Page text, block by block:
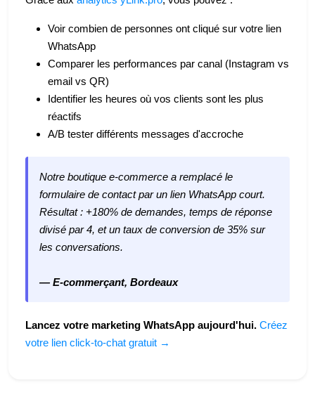
Voir combien de personnes ont cliqué sur votre lien
WhatsApp
Comparer les performances par canal (Instagram vs
email vs QR)
Identifier les heures où vos clients sont les plus
réactifs
A/B tester différents messages d'accroche
Notre boutique e-commerce a remplacé le
formulaire de contact par un lien WhatsApp court.
Résultat : +180% de demandes, temps de réponse
divisé par 4, et un taux de conversion de 35% sur
les conversations.
— E-commerçant, Bordeaux
Lancez votre marketing WhatsApp aujourd'hui. Créez
votre lien click-to-chat gratuit →